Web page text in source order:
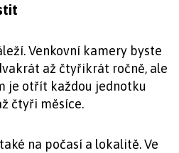
Venkovní kamery byste
až čtyřikrát ročně, ale
je otřít každou jednotku
čtyři měsíce.
na počasí a lokalitě. Ve